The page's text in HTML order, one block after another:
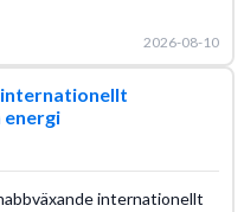
2026-08-10
internationellt